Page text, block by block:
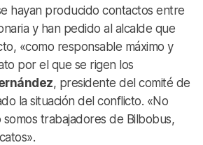
hayan producido contactos entre
y han pedido al alcalde que
«como responsable máximo y
por el que se rigen los
, presidente del comité de
la situación del conflicto. «No
somos trabajadores de Bilbobus,